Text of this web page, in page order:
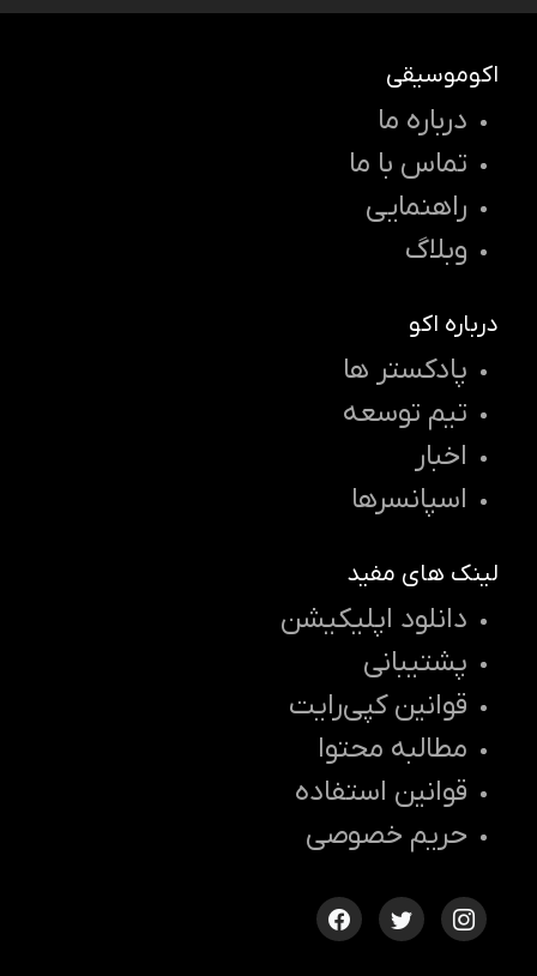
اکوموسیقی
درباره ما
تماس با ما
راهنمایی
وبلاگ
درباره اکو
پادکستر ها
تیم توسعه
اخبار
اسپانسرها
لینک های مفید
دانلود اپلیکیشن
پشتیبانی
قوانین کپی‌رایت
مطالبه محتوا
قوانین استفاده
حریم خصوصی